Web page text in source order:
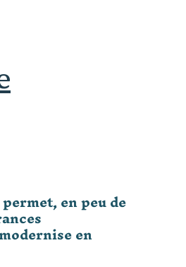
en peu de
en